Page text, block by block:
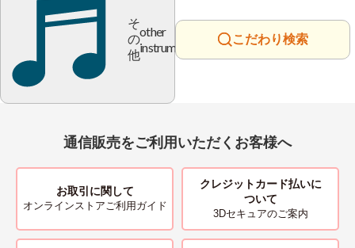
そ
の
他
other
instrument
こだわり検索
通信販売をご利用いただくお客様へ
お取引に関して
オンラインストアご利用ガイド
クレジットカード払いに
ついて
3Dセキュアのご案内